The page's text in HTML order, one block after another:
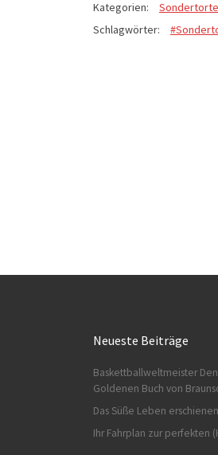
Kategorien:
Schlagwörter:
Neueste Beiträge
Baskettballweltmeister
Goldenen Buch von
Das Süße Leben
Ihr Fahrplan zur perfekten